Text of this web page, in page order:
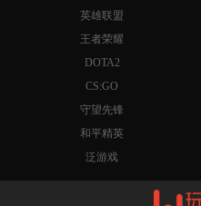
英雄联盟
王者荣耀
DOTA2
CS:GO
守望先锋
和平精英
泛游戏